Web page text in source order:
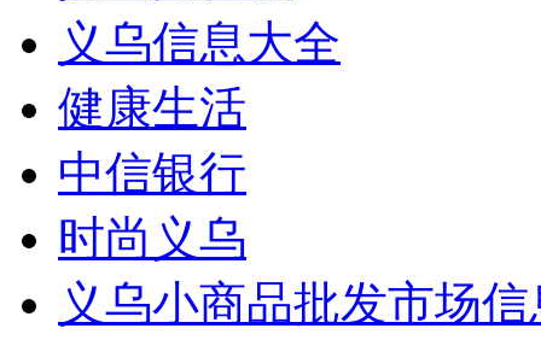
义乌信息大全
健康生活
中信银行
时尚义乌
义乌小商品批发市场